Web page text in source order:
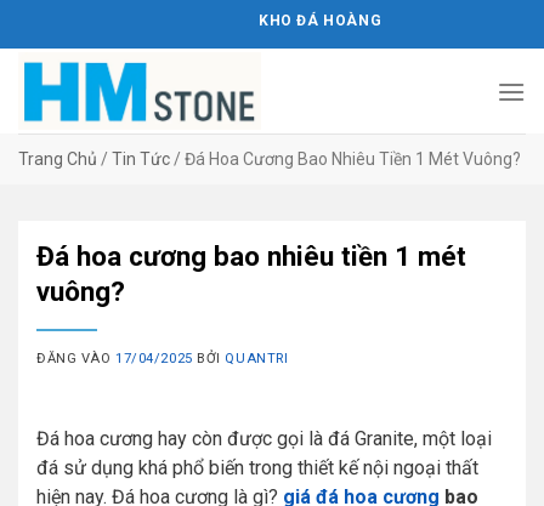
qua
KHO ĐÁ HOÀNG MINH STONE
Trang Chủ / Tin Tức / Đá Hoa Cương Bao Nhiêu Tiền 1 Mét Vuông?
Đá hoa cương bao nhiêu tiền 1 mét
vuông?
ĐĂNG VÀO17/04/2025 BỞI QUANTRI
Đá hoa cương hay còn được gọi là đá Granite, một loại
đá sử dụng khá phổ biến trong thiết kế nội ngoại thất
hiện nay. Đá hoa cương là gì? giá đá hoa cương bao